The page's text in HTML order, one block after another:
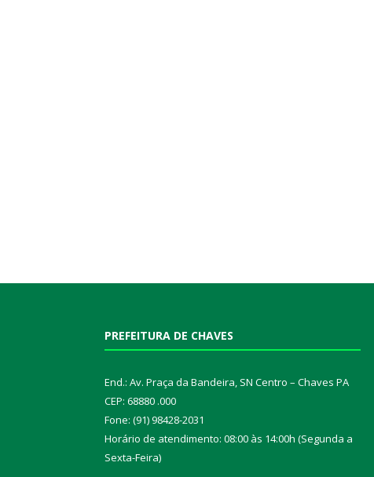
PREFEITURA DE CHAVES
End.: Av. Praça da Bandeira, SN Centro – Chaves PA
CEP: 68880 .000
Fone: (91) 98428-2031
Horário de atendimento: 08:00 às 14:00h (Segunda a
Sexta-Feira)